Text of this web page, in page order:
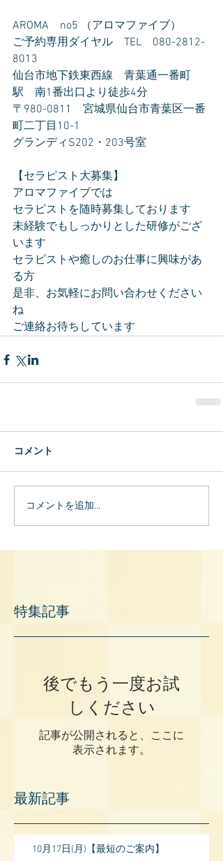
AROMA　no5 （アロマファイブ）
ご予約専用ダイヤル　TEL　080-2812-
8013
仙台市地下鉄東西線　青葉通一番町
駅　南1番出口より徒歩4分
〒980-0811　宮城県仙台市青葉区一番
町二丁目10-1
グランディS202・203号室
【セラピスト大募集】
アロマファイブでは
セラピストを随時募集しております
未経験でもしっかりとした研修がござ
います
セラピストや癒しのお仕事に興味があ
る方
是非、お気軽にお問い合わせください
ね
ご連絡お待ちしています
コメント
コメントを追加…
特集記事
後でもう一度お試
しください
記事が公開されると、ここに
表示されます。
最新記事
10月17日(月)【最短のご案内】